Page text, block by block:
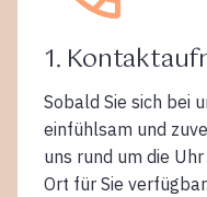
1.
Sobald Sie sich bei
einfühlsam und
uns rund um die
Ort für Sie verfügbar.